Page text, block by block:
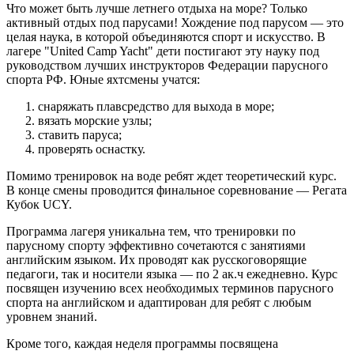
Что может быть лучше летнего отдыха на море? Только
активный отдых под парусами! Хождение под парусом — это
целая наука, в которой объединяются спорт и искусство. В
лагере "United Camp Yacht" дети постигают эту науку под
руководством лучших инструкторов Федерации парусного
спорта РФ. Юные яхтсмены учатся:
снаряжать плавсредство для выхода в море;
вязать морские узлы;
ставить паруса;
проверять оснастку.
Помимо тренировок на воде ребят ждет теоретический курс.
В конце смены проводится финальное соревнование — Регата
Кубок UCY.
Программа лагеря уникальна тем, что тренировки по
парусному спорту эффективно сочетаются с занятиями
английским языком. Их проводят как русскоговорящие
педагоги, так и носители языка — по 2 ак.ч ежедневно. Курс
посвящен изучению всех необходимых терминов парусного
спорта на английском и адаптирован для ребят с любым
уровнем знаний.
Кроме того, каждая неделя программы посвящена